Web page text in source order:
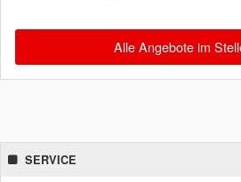
Alle Angebote im
SERVICE